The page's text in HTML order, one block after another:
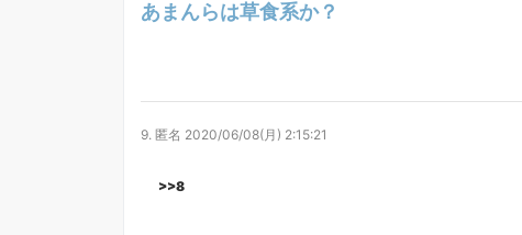
あまんらは草食系か？
9. 匿名 2020/06/08(月) 2:15:21
>>8